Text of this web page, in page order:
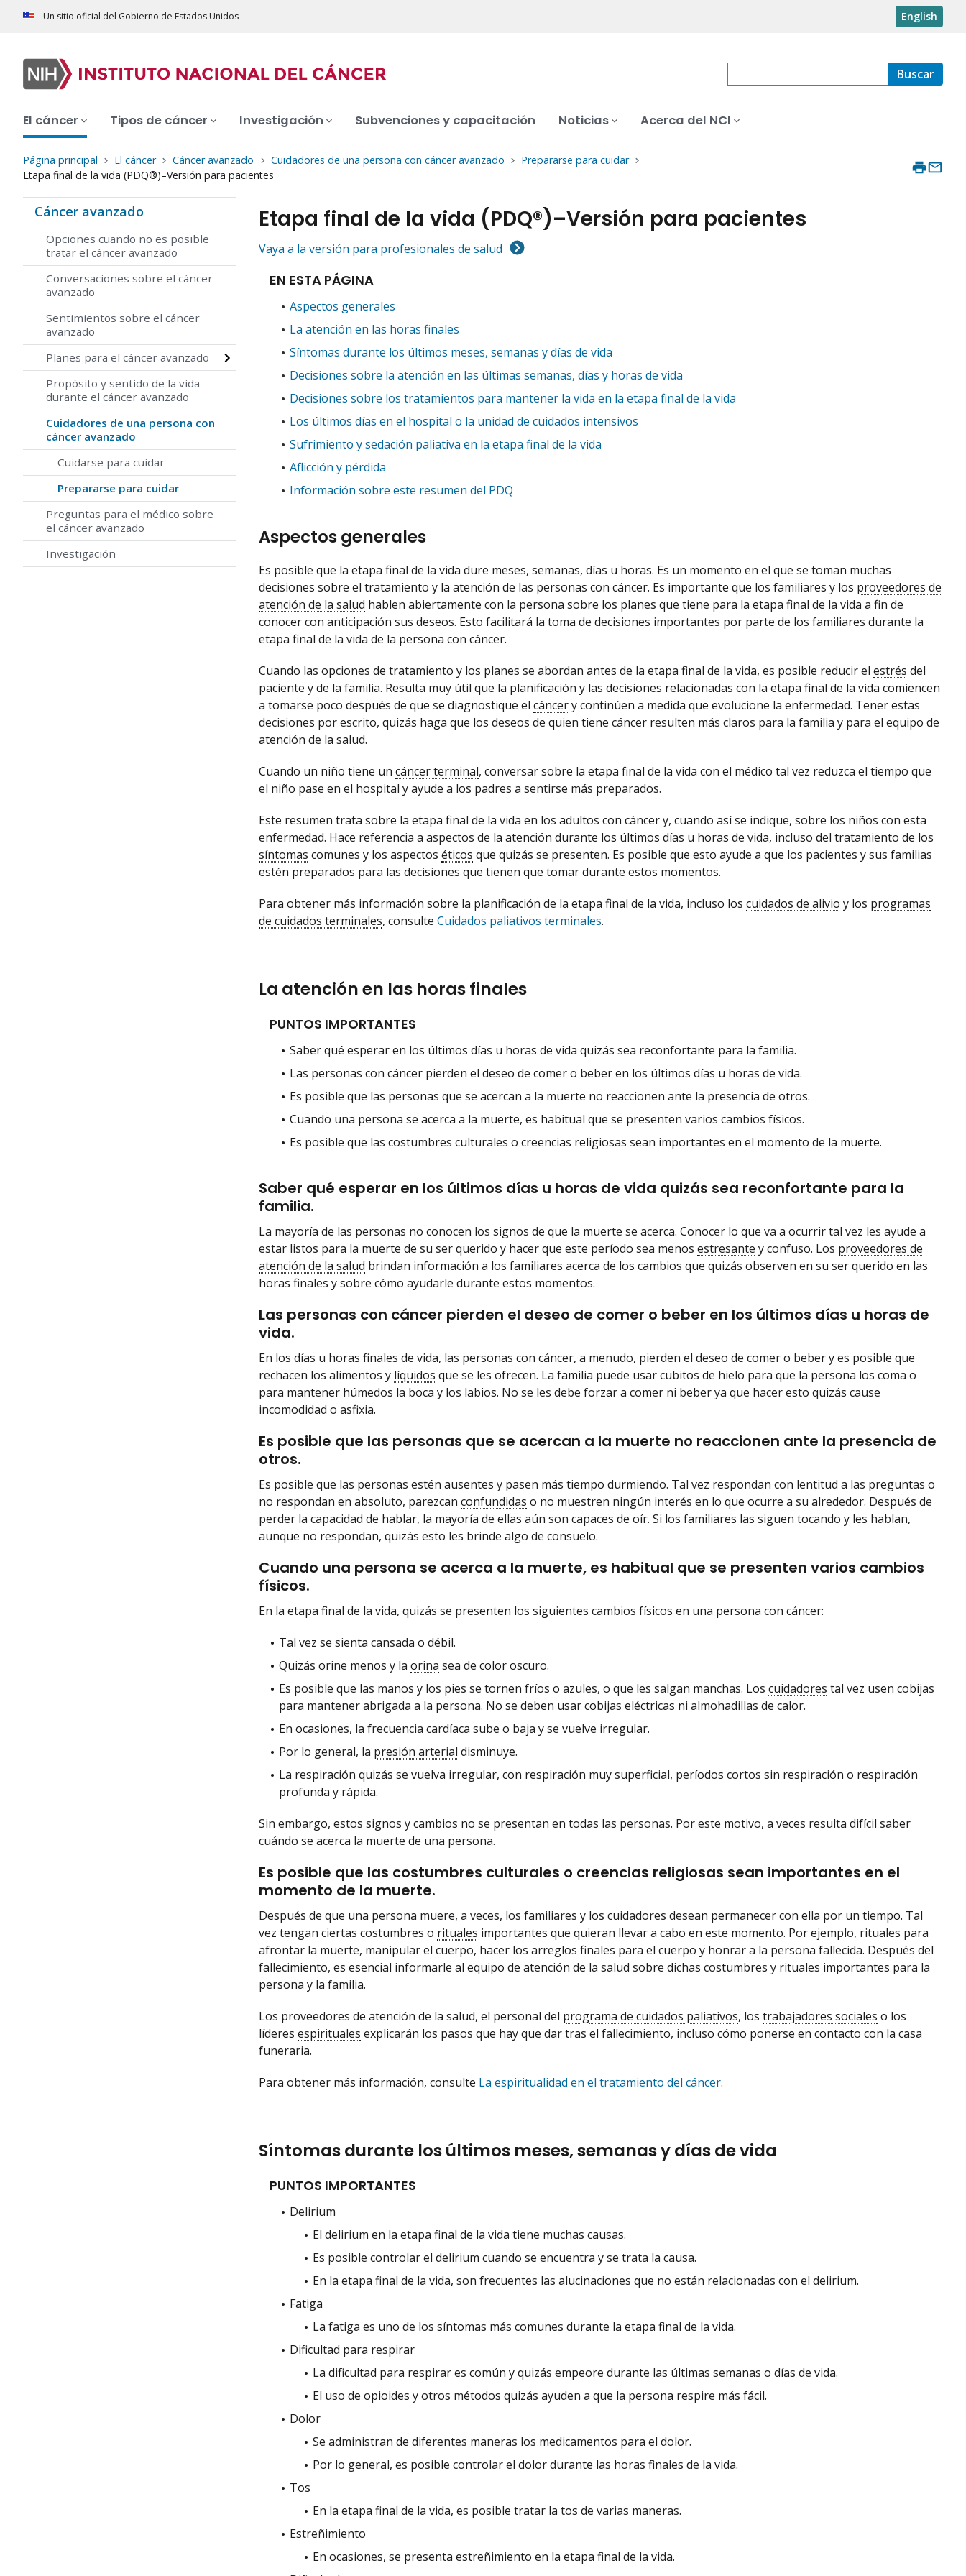
Un sitio oficial del Gobierno de Estados Unidos English
Buscar
El cáncer Tipos de cáncer Investigación Subvenciones y capacitación Noticias Acerca del NCI
Página principal El cáncer Cáncer avanzado Cuidadores de una persona con cáncer avanzado
Prepararse para cuidar
Etapa final de la vida (PDQ®)–Versión para pacientes
Cáncer avanzado
Opciones cuando no es posible
tratar el cáncer avanzado
Conversaciones sobre el cáncer
avanzado
Sentimientos sobre el cáncer
avanzado
Planes para el cáncer avanzado
Propósito y sentido de la vida
durante el cáncer avanzado
Cuidadores de una persona con
cáncer avanzado
Cuidarse para cuidar
Prepararse para cuidar
Preguntas para el médico sobre
el cáncer avanzado
Investigación
Etapa final de la vida (PDQ®)–Versión para pacientes
Vaya a la versión para profesionales de salud
EN ESTA PÁGINA
Aspectos generales
La atención en las horas finales
Síntomas durante los últimos meses, semanas y días de vida
Decisiones sobre la atención en las últimas semanas, días y horas de vida
Decisiones sobre los tratamientos para mantener la vida en la etapa final de la vida
Los últimos días en el hospital o la unidad de cuidados intensivos
Sufrimiento y sedación paliativa en la etapa final de la vida
Aflicción y pérdida
Información sobre este resumen del PDQ
Aspectos generales
Es posible que la etapa final de la vida dure meses, semanas, días u horas. Es un momento en el que se toman muchas
decisiones sobre el tratamiento y la atención de las personas con cáncer. Es importante que los familiares y los proveedores de
atención de la salud hablen abiertamente con la persona sobre los planes que tiene para la etapa final de la vida a fin de
conocer con anticipación sus deseos. Esto facilitará la toma de decisiones importantes por parte de los familiares durante la
etapa final de la vida de la persona con cáncer.
Cuando las opciones de tratamiento y los planes se abordan antes de la etapa final de la vida, es posible reducir el estrés del
paciente y de la familia. Resulta muy útil que la planificación y las decisiones relacionadas con la etapa final de la vida comiencen
a tomarse poco después de que se diagnostique el cáncery continúen a medida que evolucione la enfermedad. Tener estas
decisiones por escrito, quizás haga que los deseos de quien tiene cáncer resulten más claros para la familia y para el equipo de
atención de la salud.
Cuando un niño tiene un cáncer terminal, conversar sobre la etapa final de la vida con el médico tal vez reduzca el tiempo que
el niño pase en el hospital y ayude a los padres a sentirse más preparados.
Este resumen trata sobre la etapa final de la vida en los adultos con cáncer y, cuando así se indique, sobre los niños con esta
enfermedad. Hace referencia a aspectos de la atención durante los últimos días u horas de vida, incluso del tratamiento de los
síntomas comunes y los aspectos éticos que quizás se presenten. Es posible que esto ayude a que los pacientes y sus familias
estén preparados para las decisiones que tienen que tomar durante estos momentos.
Para obtener más información sobre la planificación de la etapa final de la vida, incluso los cuidados de alivio y los programas
de cuidados terminales, consulte Cuidados paliativos terminales.
La atención en las horas finales
PUNTOS IMPORTANTES
Saber qué esperar en los últimos días u horas de vida quizás sea reconfortante para la familia.
Las personas con cáncer pierden el deseo de comer o beber en los últimos días u horas de vida.
Es posible que las personas que se acercan a la muerte no reaccionen ante la presencia de otros.
Cuando una persona se acerca a la muerte, es habitual que se presenten varios cambios físicos.
Es posible que las costumbres culturales o creencias religiosas sean importantes en el momento de la muerte.
Saber qué esperar en los últimos días u horas de vida quizás sea reconfortante para la
familia.
La mayoría de las personas no conocen los signos de que la muerte se acerca. Conocer lo que va a ocurrir tal vez les ayude a
estar listos para la muerte de su ser querido y hacer que este período sea menos estresante y confuso. Los proveedores de
atención de la salud brindan información a los familiares acerca de los cambios que quizás observen en su ser querido en las
horas finales y sobre cómo ayudarle durante estos momentos.
Las personas con cáncer pierden el deseo de comer o beber en los últimos días u horas de
vida.
En los días u horas finales de vida, las personas con cáncer, a menudo, pierden el deseo de comer o beber y es posible que
rechacen los alimentos y líquidos que se les ofrecen. La familia puede usar cubitos de hielo para que la persona los coma o
para mantener húmedos la boca y los labios. No se les debe forzar a comer ni beber ya que hacer esto quizás cause
incomodidad o asfixia.
Es posible que las personas que se acercan a la muerte no reaccionen ante la presencia de
otros.
Es posible que las personas estén ausentes y pasen más tiempo durmiendo. Tal vez respondan con lentitud a las preguntas o
no respondan en absoluto, parezcan confundidas o no muestren ningún interés en lo que ocurre a su alrededor. Después de
perder la capacidad de hablar, la mayoría de ellas aún son capaces de oír. Si los familiares las siguen tocando y les hablan,
aunque no respondan, quizás esto les brinde algo de consuelo.
Cuando una persona se acerca a la muerte, es habitual que se presenten varios cambios
físicos.
En la etapa final de la vida, quizás se presenten los siguientes cambios físicos en una persona con cáncer:
Tal vez se sienta cansada o débil.
Quizás orine menos y la orina sea de color oscuro.
Es posible que las manos y los pies se tornen fríos o azules, o que les salgan manchas. Los cuidadores tal vez usen cobijas
para mantener abrigada a la persona. No se deben usar cobijas eléctricas ni almohadillas de calor.
En ocasiones, la frecuencia cardíaca sube o baja y se vuelve irregular.
Por lo general, la presión arterial disminuye.
La respiración quizás se vuelva irregular, con respiración muy superficial, períodos cortos sin respiración o respiración
profunda y rápida.
Sin embargo, estos signos y cambios no se presentan en todas las personas. Por este motivo, a veces resulta difícil saber
cuándo se acerca la muerte de una persona.
Es posible que las costumbres culturales o creencias religiosas sean importantes en el
momento de la muerte.
Después de que una persona muere, a veces, los familiares y los cuidadores desean permanecer con ella por un tiempo. Tal
vez tengan ciertas costumbres o rituales importantes que quieran llevar a cabo en este momento. Por ejemplo, rituales para
afrontar la muerte, manipular el cuerpo, hacer los arreglos finales para el cuerpo y honrar a la persona fallecida. Después del
fallecimiento, es esencial informarle al equipo de atención de la salud sobre dichas costumbres y rituales importantes para la
persona y la familia.
Los proveedores de atención de la salud, el personal del programa de cuidados paliativos, los trabajadores sociales o los
líderes espirituales explicarán los pasos que hay que dar tras el fallecimiento, incluso cómo ponerse en contacto con la casa
funeraria.
Para obtener más información, consulte La espiritualidad en el tratamiento del cáncer.
Síntomas durante los últimos meses, semanas y días de vida
PUNTOS IMPORTANTES
Delirium
El delirium en la etapa final de la vida tiene muchas causas.
Es posible controlar el delirium cuando se encuentra y se trata la causa.
En la etapa final de la vida, son frecuentes las alucinaciones que no están relacionadas con el delirium.
Fatiga
La fatiga es uno de los síntomas más comunes durante la etapa final de la vida.
Dificultad para respirar
La dificultad para respirar es común y quizás empeore durante las últimas semanas o días de vida.
El uso de opioides y otros métodos quizás ayuden a que la persona respire más fácil.
Dolor
Se administran de diferentes maneras los medicamentos para el dolor.
Por lo general, es posible controlar el dolor durante las horas finales de la vida.
Tos
En la etapa final de la vida, es posible tratar la tos de varias maneras.
Estreñimiento
En ocasiones, se presenta estreñimiento en la etapa final de la vida.